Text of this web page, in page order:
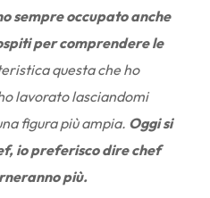
sempre occupato anche
per comprendere le
questa che ho
lavorato lasciandomi
figura più ampia. Oggi si
io preferisco dire chef
più.